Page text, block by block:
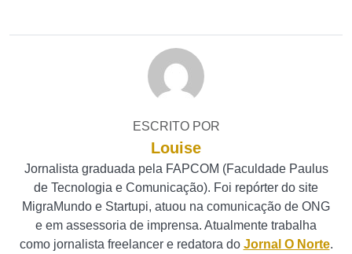
ESCRITO POR
Louise
Jornalista graduada pela FAPCOM (Faculdade Paulus
de Tecnologia e Comunicação). Foi repórter do site
MigraMundo e Startupi, atuou na comunicação de ONG
e em assessoria de imprensa. Atualmente trabalha
como jornalista freelancer e redatora do Jornal O Norte.